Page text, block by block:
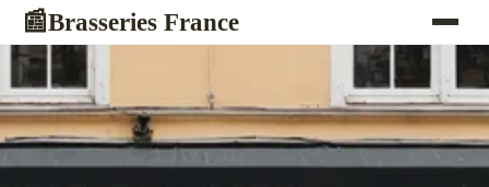
📰Brasseries France